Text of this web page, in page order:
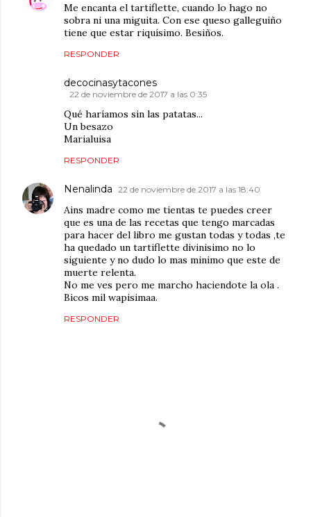
Me encanta el tartiflette, cuando lo hago no
sobra ni una miguita. Con ese queso galleguiño
tiene que estar riquísimo. Besiños.
RESPONDER
decocinasytacones
22 de noviembre de 2017 a las 0:35
Qué haríamos sin las patatas...
Un besazo
Marialuisa
RESPONDER
Nenalinda 22 de noviembre de 2017 a las 18:40
Ains madre como me tientas te puedes creer
que es una de las recetas que tengo marcadas
para hacer del libro me gustan todas y todas ,te
ha quedado un tartiflette divinisimo no lo
siguiente y no dudo lo mas minimo que este de
muerte relenta.
No me ves pero me marcho haciendote la ola .
Bicos mil wapisimaa.
RESPONDER